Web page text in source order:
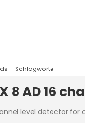
Schlagworte
8 AD 16
level detector for